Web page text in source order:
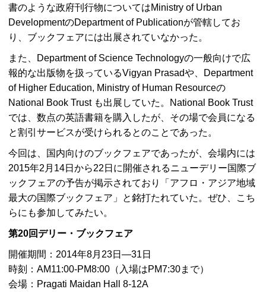
書のような政府刊行物についてはMinistry of Urban
DevelopmentのDepartment of Publicationが管轄してお
り、ブックフェアには出展されていなかった。
また、 Department of Science Technologyの一般向けで広
報的な出版物を扱っているVigyan Prasadや、
Department
of Higher Education, Ministry of Human Resourceの
National Book Trustも出展していた。
National Book Trust
では、数点の英語書籍を購入したが、その場で会員になる
と割引サービスが受けられるとのことであった。
今回は、国内向けのブックフェアであったが、会場内には
2015年2月14日から22日に開催されるニューデリー国際ブ
ックフェアの予告が掲示されており「アフロ・アジア地域
最大の国際ブックフェア」と銘打たれていた。ぜひ、こち
らにも参加してみたい。
第20回デリー・ブックフェア
開催期間：2014年8月23日—31日
時刻：AM11:00-PM8:00（入場はPM7:30まで）
会場： Pragati Maidan Hall 8-12A